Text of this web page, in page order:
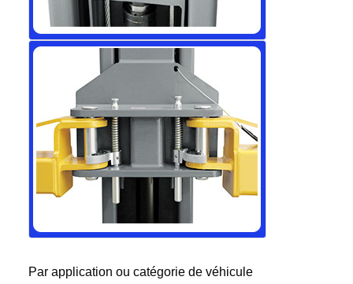
Par application ou catégorie de véhicule